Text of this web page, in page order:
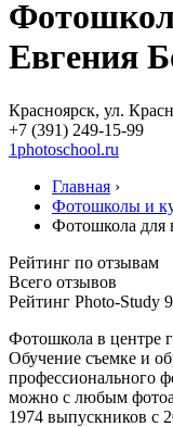
Евгения
Красноярск, ул.
+7 (391) 249-15-99
1photoschool.ru
Главная ›
Фотошколы и
Фотошкола для
Рейтинг по отзывам
Всего отзывов
Рейтинг Photo-Study
Фотошкола в центре
Обучение съемке и
профессионального
можно с любым
1974 выпускников с